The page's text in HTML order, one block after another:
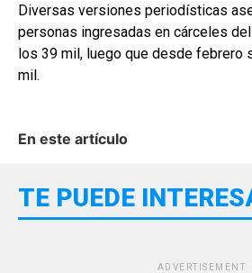
Diversas versiones periodísticas
personas ingresadas en cárceles
los 39 mil, luego que desde febrero
mil.
En este artículo
TE PUEDE
ADVERTISEMENT